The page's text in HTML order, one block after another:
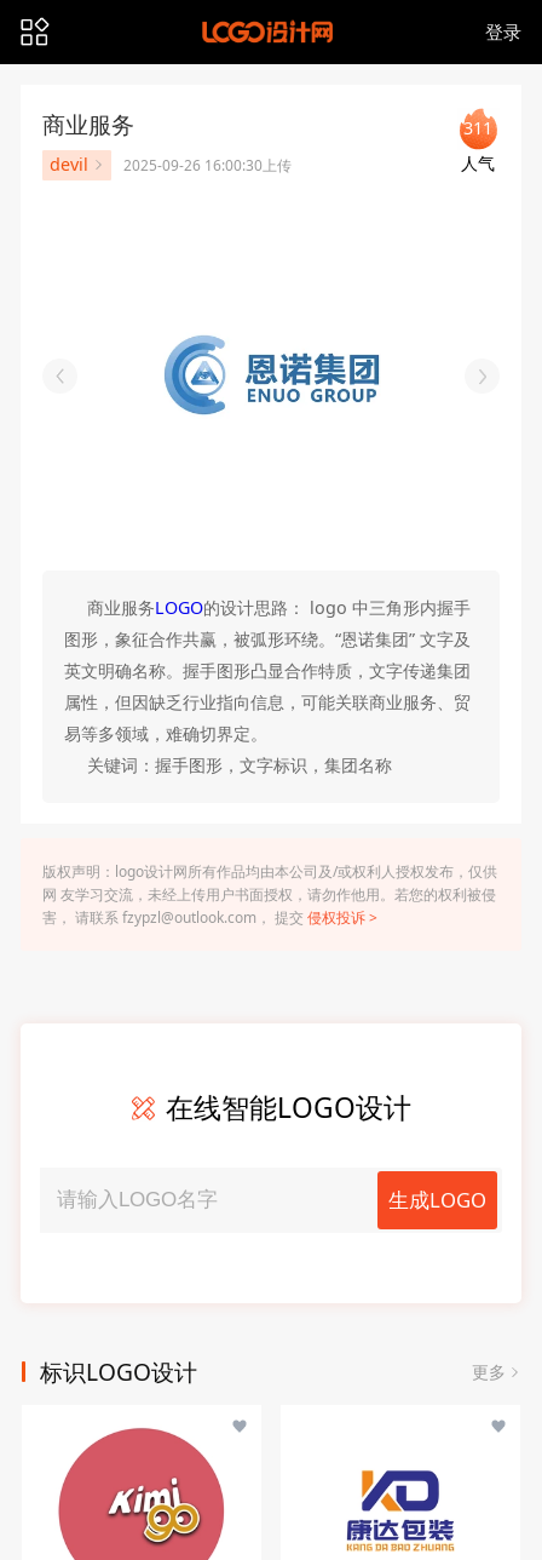
登录
商业服务
devil 2025-09-26 16:00:30上传
311
人气
商业服务LOGO的设计思路： logo 中三角形内握手
图形，象征合作共赢，被弧形环绕。“恩诺集团” 文字及
英文明确名称。握手图形凸显合作特质，文字传递集团
属性，但因缺乏行业指向信息，可能关联商业服务、贸
易等多领域，难确切界定。
关键词：握手图形，文字标识，集团名称
版权声明：logo设计网所有作品均由本公司及/或权利人授权发布，仅供
网 友学习交流，未经上传用户书面授权，请勿作他用。若您的权利被侵
害， 请联系 fzypzl@outlook.com， 提交 侵权投诉 >
在线智能LOGO设计
生成LOGO
标识LOGO设计 更多